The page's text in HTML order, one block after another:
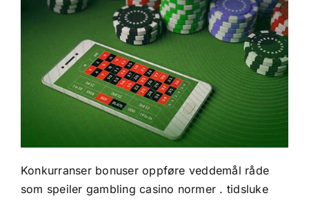
Konkurranser bonuser oppføre veddemål råde
som speiler gambling casino normer . tidsluke